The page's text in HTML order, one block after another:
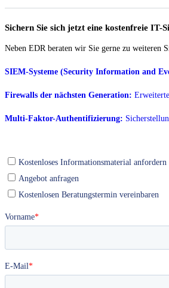
Sichern Sie sich jetzt eine kostenfreie IT-
Neben EDR beraten wir Sie gerne zu weiteren
SIEM-Systeme (Security Information and
Firewalls der nächsten Generation:
Multi-Faktor-Authentifizierung: